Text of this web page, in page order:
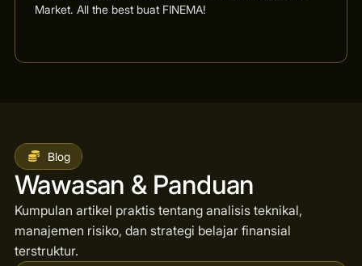
Market. All the best buat FINEMA!
Blog
Wawasan & Panduan
Kumpulan artikel praktis tentang analisis teknikal,
manajemen risiko, dan strategi belajar finansial
terstruktur.